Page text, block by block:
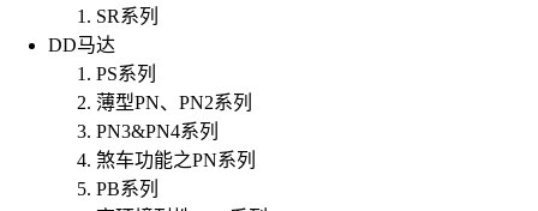
SR系列
DD马达
PS系列
薄型PN、PN2系列
PN3&PN4系列
煞车功能之PN系列
PB系列